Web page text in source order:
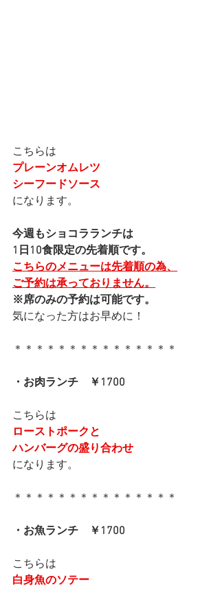
こちらは
プレーンオムレツ
シーフードソース
になります。
今週もショコラランチは
1日10食限定の先着順です。
こちらのメニューは先着順の為、
ご予約は承っておりません。
※席のみの予約は可能です。
気になった方はお早めに！
＊＊＊＊＊＊＊＊＊＊＊＊＊＊＊
・お肉ランチ　￥1700
こちらは
ローストポークと
ハンバーグの盛り合わせ
になります。
＊＊＊＊＊＊＊＊＊＊＊＊＊＊＊
・お魚ランチ　￥1700
こちらは
白身魚のソテー